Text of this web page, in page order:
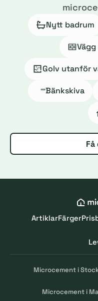
Nytt badrum
Golv utanför
Bänkskiva
ArtiklarFärger
Microcement i
Microcement i